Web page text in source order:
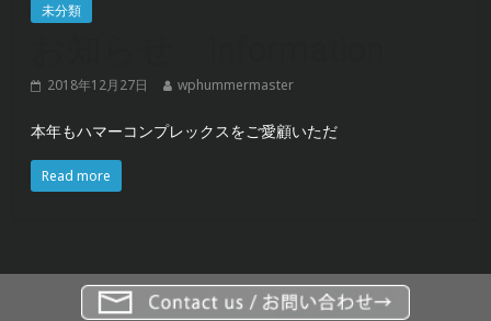
未分類
2018年12月27日 wphummermaster
本年もハマーコンプレックスをご愛顧いただ
Read more